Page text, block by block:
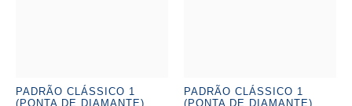
PADRÃO CLÁSSICO 1
(PONTA DE DIAMANTE)
PADRÃO CLÁSSICO 1
(PONTA DE DIAMANTE)